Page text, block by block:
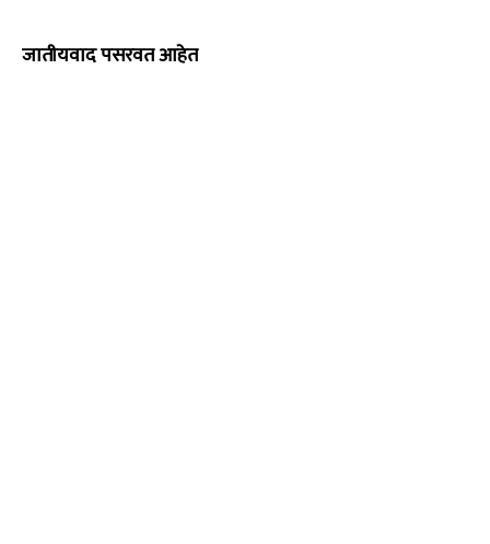
जातीयवाद पसरवत आहेत